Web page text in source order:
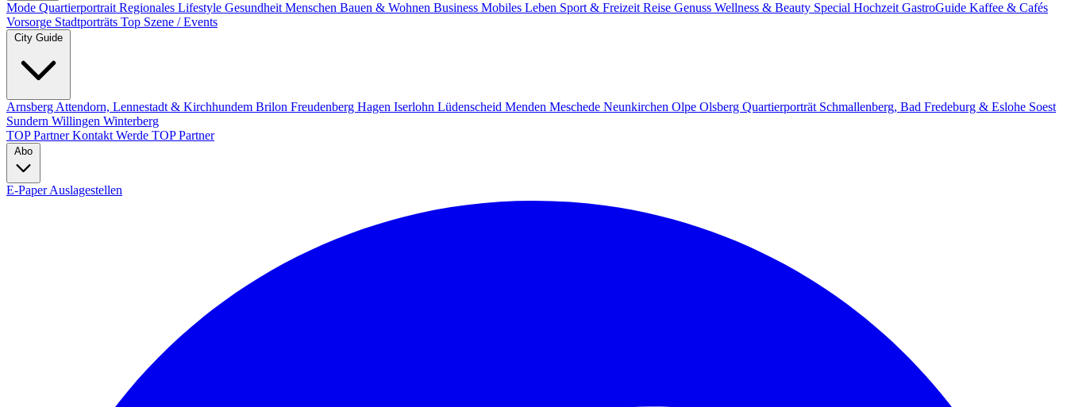
Mode Quartierportrait Regionales Lifestyle Gesundheit Menschen Bauen & Wohnen Business Mobiles Leben Sport & Freizeit Reise Genuss Wellness & Beauty Special Hochzeit GastroGuide Kaffee & Cafés
Vorsorge Stadtporträts Top Szene / Events
City Guide
Arnsberg Attendorn, Lennestadt & Kirchhundem Brilon Freudenberg Hagen Iserlohn Lüdenscheid Menden Meschede Neunkirchen Olpe Olsberg Quartierporträt Schmallenberg, Bad Fredeburg & Eslohe Soest
Sundern Willingen Winterberg
TOP PartnerKontakt Werde TOP Partner
Abo
E-PaperAuslagestellen